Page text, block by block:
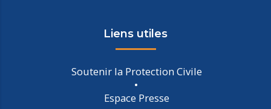
Liens utiles
Soutenir la Protection Civile
Espace Presse